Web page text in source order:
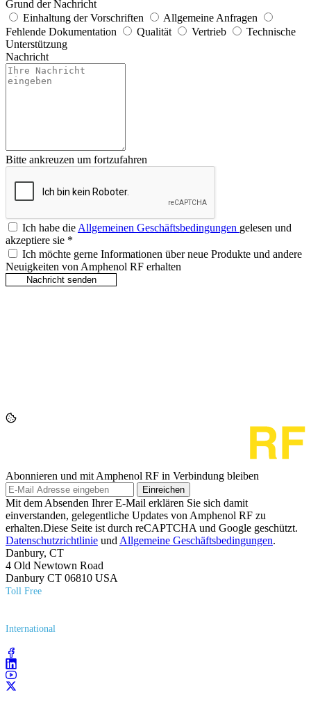
Grund der Nachricht
Einhaltung der Vorschriften
Allgemeine Anfragen
Fehlende Dokumentation
Qualität Vertrieb
Technische
Unterstützung
Nachricht
Bitte ankreuzen um fortzufahren
Ich habe dieAllgemeinen Geschäftsbedingungen gelesen und
akzeptiere sie *
Ich möchte gerne Informationen über neue Produkte und andere
Neuigkeiten von Amphenol RF erhalten
Abonnieren und mit Amphenol RF in Verbindung bleiben
Einreichen
Mit dem Absenden Ihrer E-Mail erklären Sie sich damit
einverstanden, gelegentliche Updates von Amphenol RF zu
erhalten.Diese Seite ist durch reCAPTCHA und Google geschützt.
Datenschutzrichtlinie und Allgemeine Geschäftsbedingungen.
Danbury, CT
4 Old Newtown Road
Danbury CT 06810 USA
Toll Free
International